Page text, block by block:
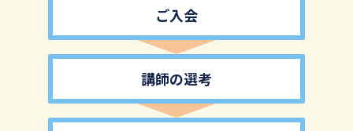
ご入会
講師の選考